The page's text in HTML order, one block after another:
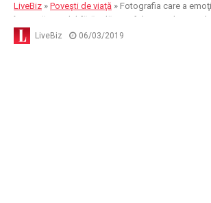
LiveBiz » Poveşti de viaţă » Fotografia care a
întreagă: Copilul fără adăpost foloseşte lumina de
pentru a-şi face temele
LiveBiz 06/03/2019